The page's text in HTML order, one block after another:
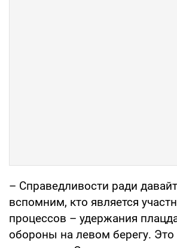
– Справедливости ради
вспомним, кто является
процессов – удержания
обороны на левом берегу.